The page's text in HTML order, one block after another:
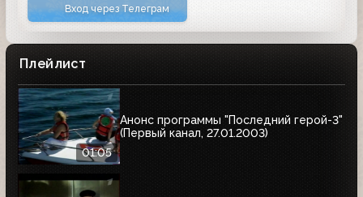
Вход через Телеграм
Плейлист
01:05
Анонс программы "Последний герой-3"
(Первый канал, 27.01.2003)